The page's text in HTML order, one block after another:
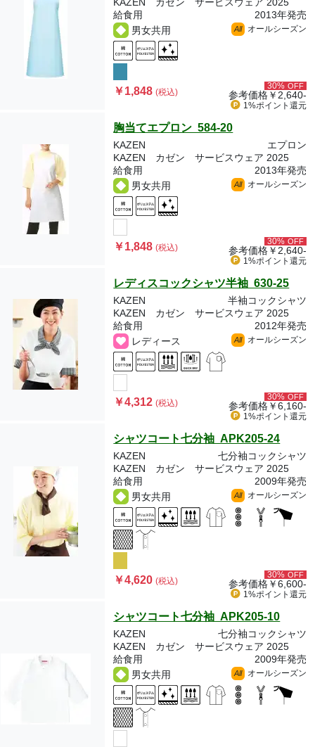
給食用
2013年発売
男女共用
All オールシーズン
￥1,848(税込)
30% OFF
参考価格￥2,640-
1%ポイント 還元
胸当てエプロン 584-20
KAZEN
エプロン
KAZEN カゼン サービスウェア 2025
給食用
2013年発売
男女共用
All オールシーズン
￥1,848(税込)
30% OFF
参考価格￥2,640-
1%ポイント 還元
レディスコックシャツ半袖 630-25
KAZEN
半袖コックシャツ
KAZEN カゼン サービスウェア 2025
給食用
2012年発売
レディース
All オールシーズン
￥4,312(税込)
30% OFF
参考価格￥6,160-
1%ポイント 還元
シャツコート七分袖 APK205-24
KAZEN
七分袖コックシャツ
KAZEN カゼン サービスウェア 2025
給食用
2009年発売
男女共用
All オールシーズン
￥4,620(税込)
30% OFF
参考価格￥6,600-
1%ポイント 還元
シャツコート七分袖 APK205-10
KAZEN
七分袖コックシャツ
KAZEN カゼン サービスウェア 2025
給食用
2009年発売
男女共用
All オールシーズン